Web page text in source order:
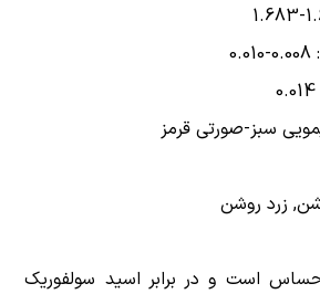
سبز-صورتی قرمز
زرد روشن
است و در برابر اسید سولفوریک